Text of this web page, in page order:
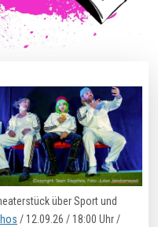
über Sport und
/ 12.09.26 / 18:00 Uhr /